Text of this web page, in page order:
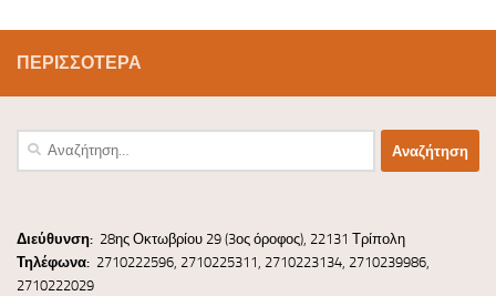
ΠΕΡΙΣΣΌΤΕΡΑ
Αναζήτηση
Διεύθυνση: 28ης Οκτωβρίου 29 (3ος όροφος), 22131 Τρίπολη
Τηλέφωνα: 2710222596, 2710225311, 2710223134, 2710239986,
2710222029